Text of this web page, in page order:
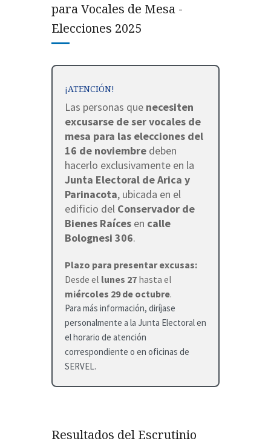
para Vocales de Mesa -
Elecciones 2025
¡ATENCIÓN!
Las personas que necesiten
excusarse de ser vocales de
mesa para las elecciones del
16 de noviembre deben
hacerlo exclusivamente en la
Junta Electoral de Arica y
Parinacota, ubicada en el
edificio del Conservador de
Bienes Raíces en calle
Bolognesi 306.
Plazo para presentar excusas:
Desde el lunes 27 hasta el
miércoles 29 de octubre.
Para más información, diríjase
personalmente a la Junta Electoral en
el horario de atención
correspondiente o en oficinas de
SERVEL.
Resultados del Escrutinio